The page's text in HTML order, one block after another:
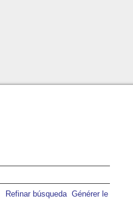
Refinar búsqueda Générer le